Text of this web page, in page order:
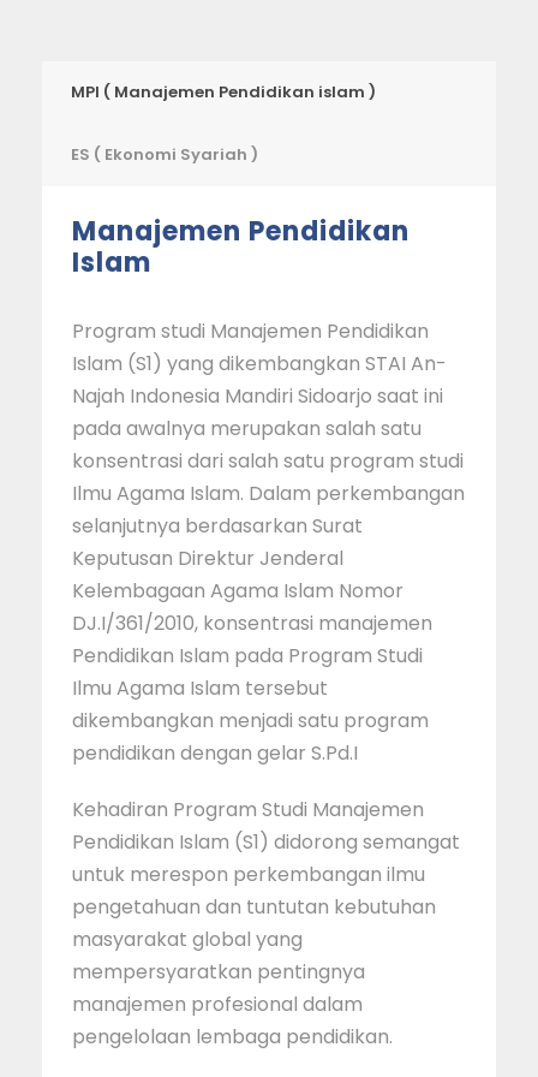
MPI ( Manajemen Pendidikan islam )
ES ( Ekonomi Syariah )
Manajemen Pendidikan
Islam
Program studi Manajemen Pendidikan
Islam (S1) yang dikembangkan STAI An-
Najah Indonesia Mandiri Sidoarjo saat ini
pada awalnya merupakan salah satu
konsentrasi dari salah satu program studi
Ilmu Agama Islam. Dalam perkembangan
selanjutnya berdasarkan Surat
Keputusan Direktur Jenderal
Kelembagaan Agama Islam Nomor
DJ.I/361/2010, konsentrasi manajemen
Pendidikan Islam pada Program Studi
Ilmu Agama Islam tersebut
dikembangkan menjadi satu program
pendidikan dengan gelar S.Pd.I
Kehadiran Program Studi Manajemen
Pendidikan Islam (S1) didorong semangat
untuk merespon perkembangan ilmu
pengetahuan dan tuntutan kebutuhan
masyarakat global yang
mempersyaratkan pentingnya
manajemen profesional dalam
pengelolaan lembaga pendidikan.